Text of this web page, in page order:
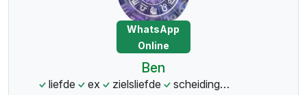
WhatsApp
Online
Ben
liefde ex zielsliefde scheiding